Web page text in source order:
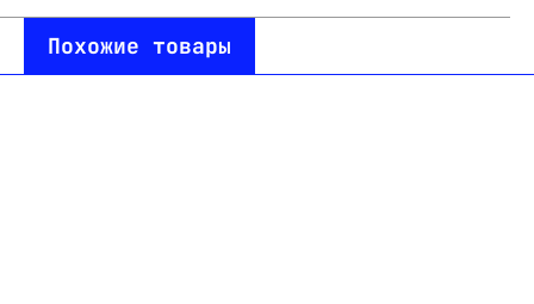
Похожие товары